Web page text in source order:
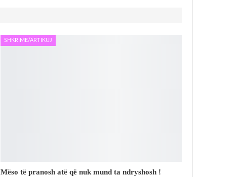
SHKRIME/ARTIKUJ
Mëso të pranosh atë që nuk mund ta ndryshosh !